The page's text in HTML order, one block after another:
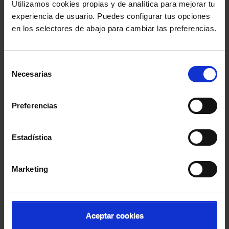
Utilizamos cookies propias y de analítica para mejorar tu
experiencia de usuario. Puedes configurar tus opciones
en los selectores de abajo para cambiar las preferencias.
Necesarias
Preferencias
Estadística
Marketing
Aceptar cookies
Estado contra la violencia de género
Inscripción ONLINE
Inscripción ONLINE
necesario matricularse
identifíquese iniciando la sesión.
Inscripción PRESENCIAL
Inscripción PRESENCIAL
Inscripción
PRESENCIAL